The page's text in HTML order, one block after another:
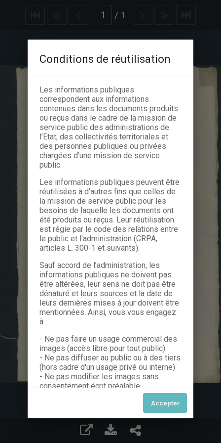
/ 1
Conditions de réutilisation
Les informations publiques
correspondent aux informations
contenues dans les documents produits
ou reçus dans le cadre de la mission de
service public des administrations de
l’Etat, des collectivités territoriales et
des personnes publiques ou privées
chargées d’une mission de service
public.
Les informations publiques peuvent être
réutilisées à d’autres fins que celles de
la mission de service public pour les
besoins de laquelle les documents ont
été produits ou reçus. Leur réutilisation
est régie par le code des relations entre
le public et l'administration (CRPA,
articles L. 300-1 et suivants).
Sauf accord de l’administration, les
informations publiques ne doivent pas
être altérées, leur sens ne doit pas être
dénaturé et leurs sources et la date de
leurs dernières mises à jour doivent être
mentionnées. Ainsi, vous vous engagez
à :
- Ne pas faire un usage commercial des
images (accès libre pour tout public)
- Ne pas diffuser au public ou à des tiers
(hors cadre d'un usage privé ou interne)
- Ne pas modifier les images sans
consentement écrit préalable
Dans le cas contraire, nous vous invitons
à nous contacter afin de solliciter le type
de Licence souhaitée parmi celles
proposées et le cas échéant, acquitter